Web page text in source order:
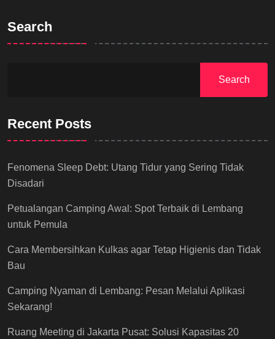
Search
Search
Recent Posts
Fenomena Sleep Debt: Utang Tidur yang Sering Tidak
Disadari
Petualangan Camping Awal: Spot Terbaik di Lembang
untuk Pemula
Cara Membersihkan Kulkas agar Tetap Higienis dan Tidak
Bau
Camping Nyaman di Lembang: Pesan Melalui Aplikasi
Sekarang!
Ruang Meeting di Jakarta Pusat: Solusi Kapasitas 20